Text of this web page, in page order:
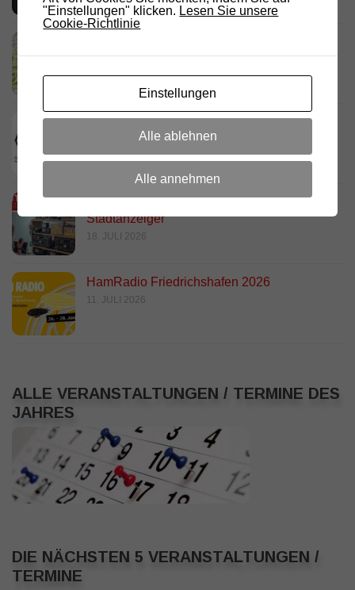
Standort
23. JULI 2026
DARC Rundspruch 29/2026
23. JULI 2026
D.R.C. in den Medien – Meraner
Stadtanzeiger
18. JULI 2026
HamRadio Friedrichshafen 2026
11. JULI 2026
ALLE VERANSTALTUNGEN / TERMINE DES
JAHRES
DIE NÄCHSTEN 5 VERANSTALTUNGEN /
TERMINE
"Einstellungen" klicken. Lesen Sie unsere
Cookie-Richtlinie
Einstellungen
Alle ablehnen
Alle annehmen